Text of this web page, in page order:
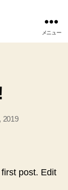
メニュー
2019
post. Edit